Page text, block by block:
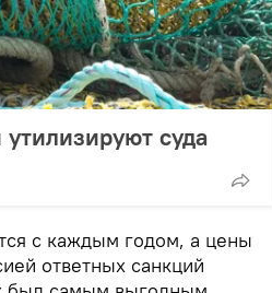
суда
с каждым годом, а цены
ответных санкций